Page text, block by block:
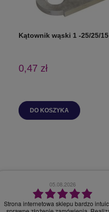
Kątownik wąski 1 -25/25/15
0,47 zł
DO KOSZYKA
30.07.2026